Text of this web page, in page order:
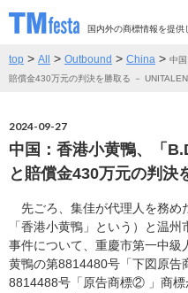
国内外の商標情報を提供
SEMINAR/EVENT
CONTRIBUTORS 情報提供
CONTACT お問い合わせ
top > All > Outbound > China > 中
賠償金430万元の判決を勝取る － UNITALEN
2024-09-27
中国：香港小黄鴨、「
と賠償金430万元の判決
先ごろ、集佳が代理人を務め
「香港小黄鴨」という）と温
事件について、重慶市第一中
黄鴨の第8814480号「下図原
8814488号「原告商標② 」商